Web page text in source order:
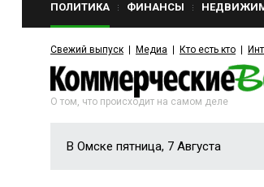
ПОЛИТИКА ФИНАНСЫ
Свежий выпуск Медиа Кто есть кто
О том, что происходит на самом деле
В Омске пятница, 7 Августа